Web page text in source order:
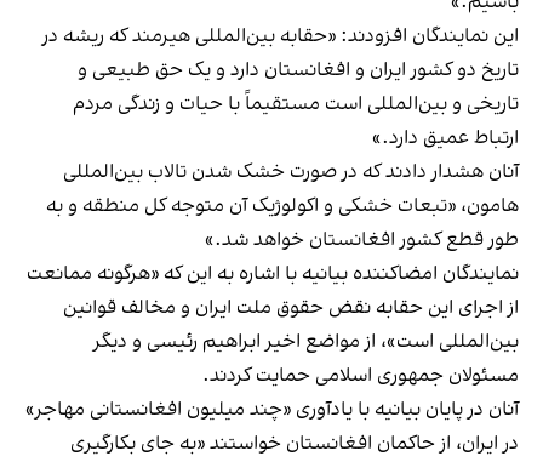
این نمایندگان افزودند: «حقابه بین‌المللی هیرمند که ریشه در
تاریخ دو کشور ایران و افغانستان دارد و یک حق طبیعی و
تاریخی و بین‌المللی است مستقیماً با حیات و زندگی مردم
ارتباط عمیق دارد.»
آنان هشدار دادند که در صورت خشک شدن تالاب بین‌المللی
هامون، «تبعات خشکی و اکولوژیک آن متوجه کل منطقه و به
طور قطع کشور افغانستان خواهد شد.»
نمایندگان امضاکننده بیانیه با اشاره به این که «هرگونه ممانعت
از اجرای این حقابه نقض حقوق ملت ایران و مخالف قوانین
بین‌المللی است»، از مواضع اخیر ابراهیم رئیسی و دیگر
مسئولان جمهوری اسلامی حمایت کردند.
آنان در پایان بیانیه با یادآوری «چند میلیون افغانستانی مهاجر»
در ایران، از حاکمان افغانستان خواستند «به جای بکارگیری